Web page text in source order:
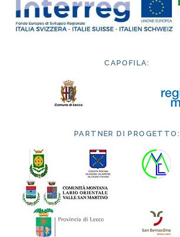
CAPOFILA:
PARTNER DI PROGETTO: